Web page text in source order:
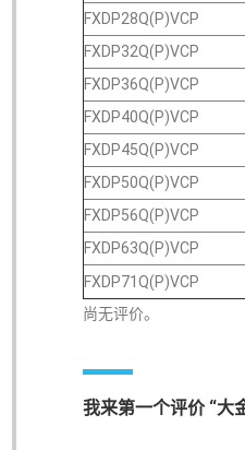
FXDP28Q(P)VCP
FXDP32Q(P)VCP
FXDP36Q(P)VCP
FXDP40Q(P)VCP
FXDP45Q(P)VCP
FXDP50Q(P)VCP
FXDP56Q(P)VCP
FXDP63Q(P)VCP
FXDP71Q(P)VCP
尚无评价。
我来第一个评价 “大